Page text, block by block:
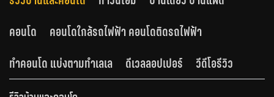
คอนโด
คอนโดใกล้รถไฟฟ้า คอนโดติดรถไฟฟ้า
ทำคอนโด แบ่งตามทำเลเล
ดีเวลลอปเปอร์ วีดีโอรีวิว